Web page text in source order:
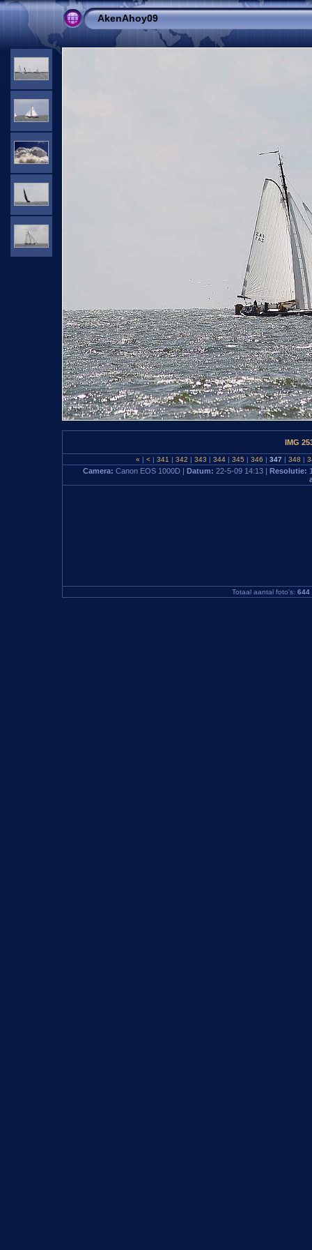
AkenAhoy09
IMG
« | < | 341 | 342 | 343 | 344 | 345 | 346 | 347 | 348 |
Camera: Canon EOS 1000D | Datum: 22-5-09 14:13 | Resolutie:
Totaal aantal foto's: 644